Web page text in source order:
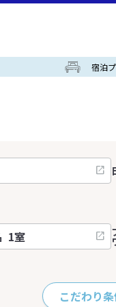
宿泊
こだわり